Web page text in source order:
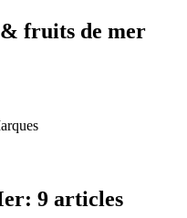
& fruits de mer
9 articles